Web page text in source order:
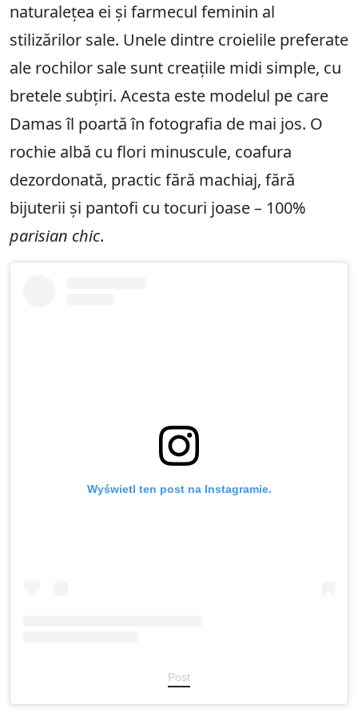
naturalețea ei și farmecul feminin al
stilizărilor sale. Unele dintre croielile preferate
ale rochilor sale sunt creațiile midi simple, cu
bretele subțiri. Acesta este modelul pe care
Damas îl poartă în fotografia de mai jos. O
rochie albă cu flori minuscule, coafura
dezordonată, practic fără machiaj, fără
bijuterii și pantofi cu tocuri joase – 100%
parisian chic.
Wyświetl ten post na Instagramie.
Post